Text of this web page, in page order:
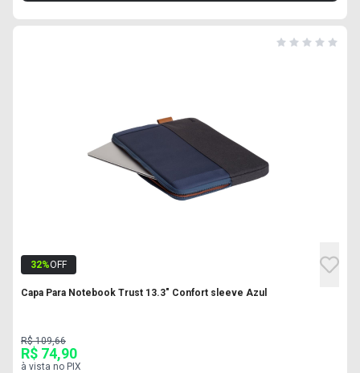
32%OFF
Capa Para Notebook Trust 13.3" Confort sleeve Azul
R$ 109,66
R$ 74,90
à vista no PIX